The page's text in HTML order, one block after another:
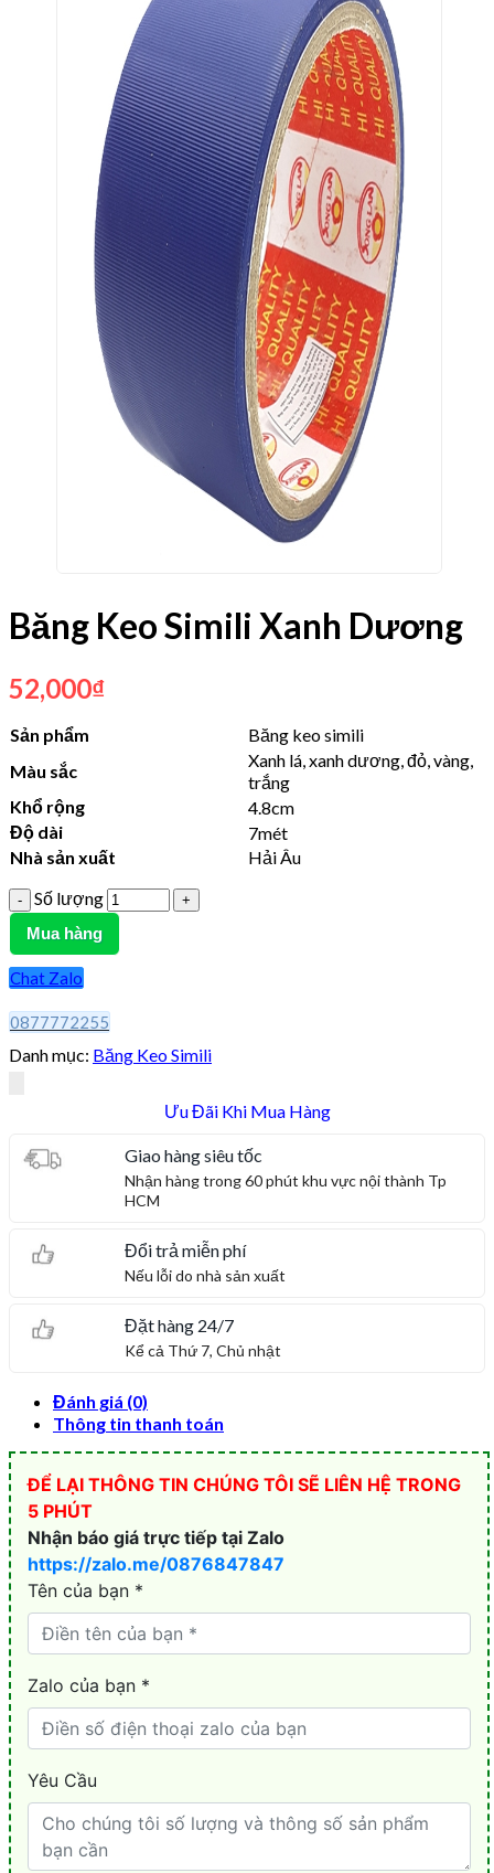
Băng Keo Simili Xanh Dương
52,000₫
Sản phẩm
Băng keo simili
Màu sắc
Xanh lá, xanh dương, đỏ, vàng,
trắng
Khổ rộng
4.8cm
Độ dài
7mét
Nhà sản xuất
Hải Âu
Số lượng
Mua hàng
Chat Zalo
0877772255
Danh mục: Băng Keo Simili
Ưu Đãi Khi Mua Hàng
Giao hàng siêu tốc
Nhận hàng trong 60 phút khu vực nội thành Tp
HCM
Đổi trả miễn phí
Nếu lỗi do nhà sản xuất
Đặt hàng 24/7
Kể cả Thứ 7, Chủ nhật
Đánh giá (0)
Thông tin thanh toán